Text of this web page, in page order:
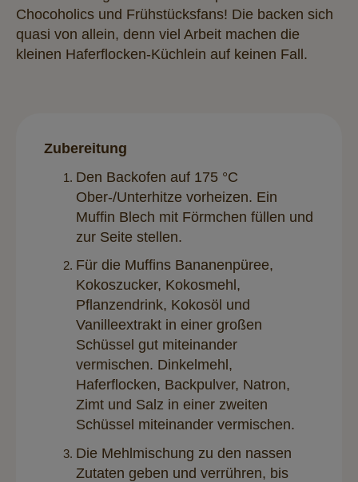
Chocoholics und Frühstücksfans! Die backen sich
quasi von allein, denn viel Arbeit machen die
kleinen Haferflocken-Küchlein auf keinen Fall.
Zubereitung
Den Backofen auf 175 °C
Ober-/Unterhitze vorheizen. Ein
Muffin Blech mit Förmchen füllen und
zur Seite stellen.
Für die Muffins Bananenpüree,
Kokoszucker, Kokosmehl,
Pflanzendrink, Kokosöl und
Vanilleextrakt in einer großen
Schüssel gut miteinander
vermischen. Dinkelmehl,
Haferflocken, Backpulver, Natron,
Zimt und Salz in einer zweiten
Schüssel miteinander vermischen.
Die Mehlmischung zu den nassen
Zutaten geben und verrühren, bis